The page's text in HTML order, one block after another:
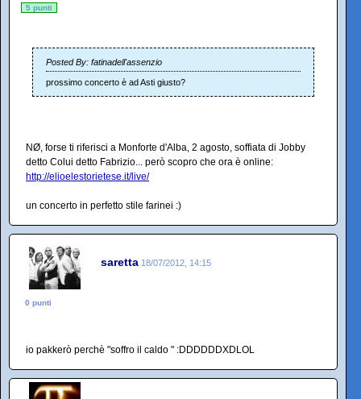
5 punti
Posted By: fatinadell'assenzio
prossimo concerto è ad Asti giusto?
NØ, forse ti riferisci a Monforte d'Alba, 2 agosto, soffiata di Jobby
detto Colui detto Fabrizio... però scopro che ora è online:
http://elioelestorietese.it/live/
un concerto in perfetto stile farinei :)
saretta 18/07/2012, 14:15
0 punti
io pakkerò perchè "soffro il caldo " :DDDDDDXDLOL